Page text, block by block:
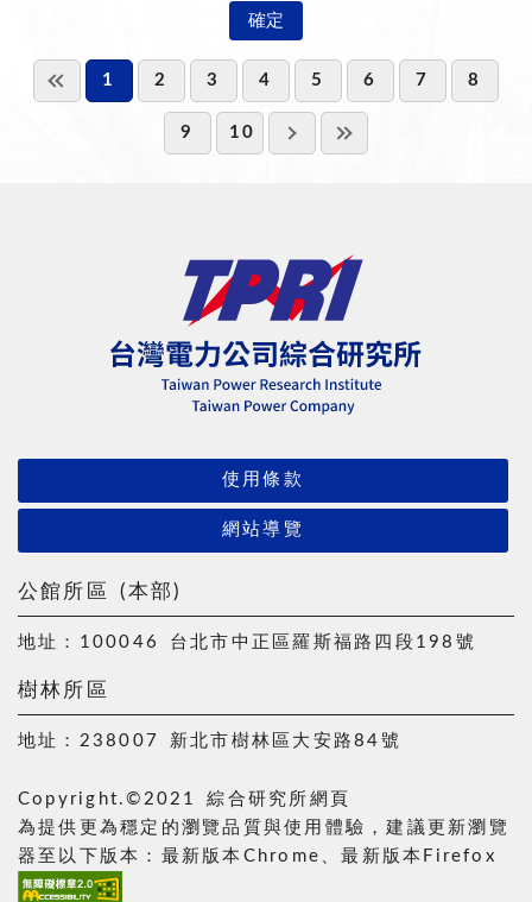
1 2 3 4 5 6 7 8
9 10
使用條款
網站導覽
公館所區 (本部)
地址：100046 台北市中正區羅斯福路四段198號
樹林所區
地址：238007 新北市樹林區大安路84號
Copyright.©2021 綜合研究所網頁
為提供更為穩定的瀏覽品質與使用體驗，建議更新瀏覽
器至以下版本：最新版本Chrome、最新版本Firefox